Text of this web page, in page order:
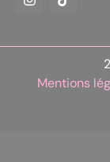
Mentions